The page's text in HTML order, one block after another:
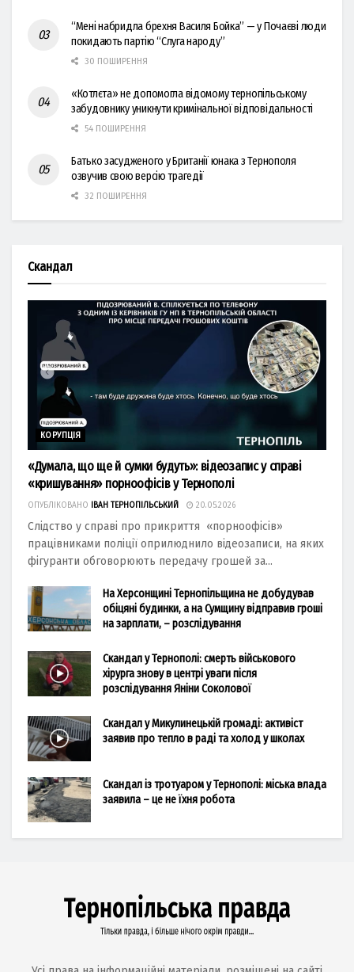
“Мені набридла брехня Василя Бойка” — у Почаєві люди
покидають партію “Слуга народу”
30 ПОШИРЕННЯ
«Котлєта» не допомогла відомому тернопільському
забудовнику уникнути кримінальної відповідальності
54 ПОШИРЕННЯ
Батько засудженого у Британії юнака з Тернополя
озвучив свою версію трагедії
32 ПОШИРЕННЯ
Скандал
КОРУПЦІЯ
«Думала, що ще й сумки будуть»: відеозапис у справі
«кришування» порноофісів у Тернополі
ОПУБЛІКОВАНО ІВАН ТЕРНОПІЛЬСЬКИЙ 20.05.2026
Слідство у справі про прикриття «порноофісів»
працівниками поліції оприлюднило відеозаписи, на яких
фігуранти обговорюють передачу грошей за...
На Херсонщині Тернопільщина не добудував
обіцяні будинки, а на Сумщину відправив гроші
на зарплати, – розслідування
Скандал у Тернополі: смерть військового
хірурга знову в центрі уваги після
розслідування Яніни Соколової
Скандал у Микулинецькій громаді: активіст
заявив про тепло в раді та холод у школах
Скандал із тротуаром у Тернополі: міська влада
заявила – це не їхня робота